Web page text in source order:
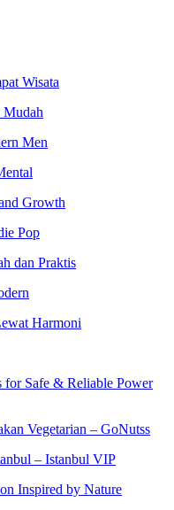
Wisata
Men
Growth
Pop
dan Praktis
Harmoni
for Safe & Reliable Power
Vegetarian – GoNutss
– Istanbul VIP
Inspired by Nature